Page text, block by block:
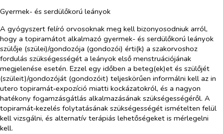
Gyermek- és serdülőkorú leányok
A gyógyszert felíró orvosoknak meg kell bizonyosodniuk arról,
hogy a topiramátot alkalmazó gyermek- és serdülőkorú leányok
szülője (szülei)/gondozója (gondozói) érti(k) a szakorvoshoz
fordulás szükségességét a leányok első menstruációjának
megjelenése esetén. Ezzel egy időben a beteg(ek)et és szülőjét
(szüleit)/gondozóját (gondozóit) teljeskörűen informálni kell az in
utero topiramát‑expozíció miatti kockázatokról, és a nagyon
hatékony fogamzásgátlás alkalmazásának szükségességéről. A
topiramát‑kezelés folytatásának szükségességét ismételten felül
kell vizsgálni, és alternatív terápiás lehetőségeket is mérlegelni
kell.